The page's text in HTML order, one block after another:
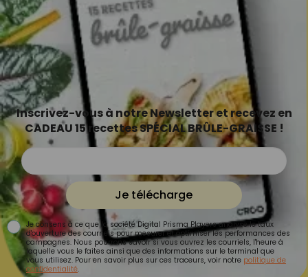
Inscrivez-vous à notre Newsletter et recevez en
CADEAU 15 recettes SPÉCIAL BRÛLE-GRAISSE !
Je télécharge
Je consens à ce que la société Digital Prisma Players analyse le taux
d'ouverture des courriels pour mesurer et optimiser les performances des
campagnes. Nous pourrons savoir si vous ouvrez les courriels, l'heure à
laquelle vous le faites ainsi que des informations sur le terminal que
vous utilisez. Pour en savoir plus sur ces traceurs, voir notre politique de
confidentialité.